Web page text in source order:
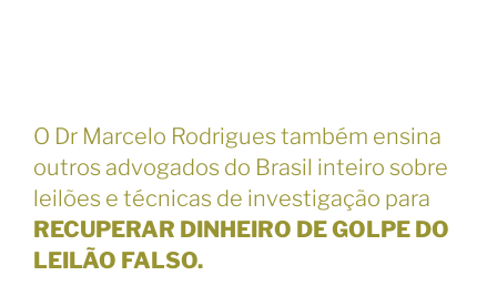
O Dr Marcelo Rodrigues também ensina
outros advogados do Brasil inteiro sobre
leilões e técnicas de investigação para
RECUPERAR DINHEIRO DE GOLPE DO
LEILÃO FALSO.